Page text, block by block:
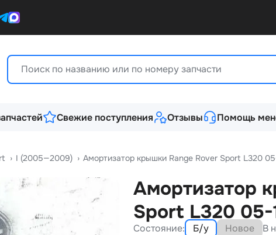
Свежие поступления Отзывы Помощь
› I (2005—2009) › Амортизатор крышки Range Rover Sport L320
Амортизатор
Sport L320 05-
Состояние: Б/у Новое В